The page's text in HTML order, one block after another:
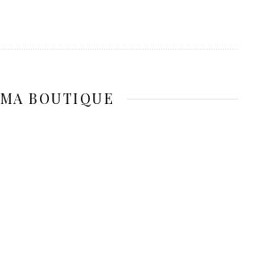
MA BOUTIQUE